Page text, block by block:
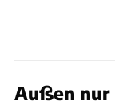
Außen nur